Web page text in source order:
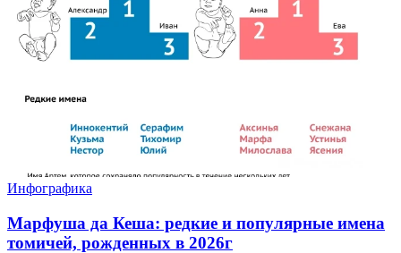
Инфографика
Марфуша да Кеша: редкие и популярные имена
томичей, рожденных в 2026г